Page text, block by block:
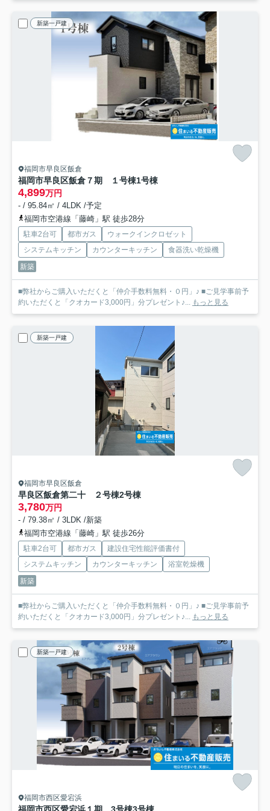
新築一戸建
福岡市早良区飯倉
福岡市早良区飯倉７期 １号棟1号棟
4,899万円
- / 95.84㎡ / 4LDK /予定
福岡市空港線「藤崎」駅 徒歩28分
駐車2台可 都市ガス
ウォークインクロゼット
システムキッチン
カウンターキッチン
食器洗い乾燥機
新築
■弊社からご購入いただくと「仲介手数料無料・０円」♪ ■ご見学事前予
約いただくと「クオカード3,000円」分プレゼント♪... もっと見る
新築一戸建
福岡市早良区飯倉
早良区飯倉第二十 ２号棟2号棟
3,780万円
- / 79.38㎡ / 3LDK /新築
福岡市空港線「藤崎」駅 徒歩26分
駐車2台可 都市ガス
建設住宅性能評価書付
システムキッチン
カウンターキッチン
浴室乾燥機
新築
■弊社からご購入いただくと「仲介手数料無料・０円」♪ ■ご見学事前予
約いただくと「クオカード3,000円」分プレゼント♪... もっと見る
新築一戸建
福岡市西区愛宕浜